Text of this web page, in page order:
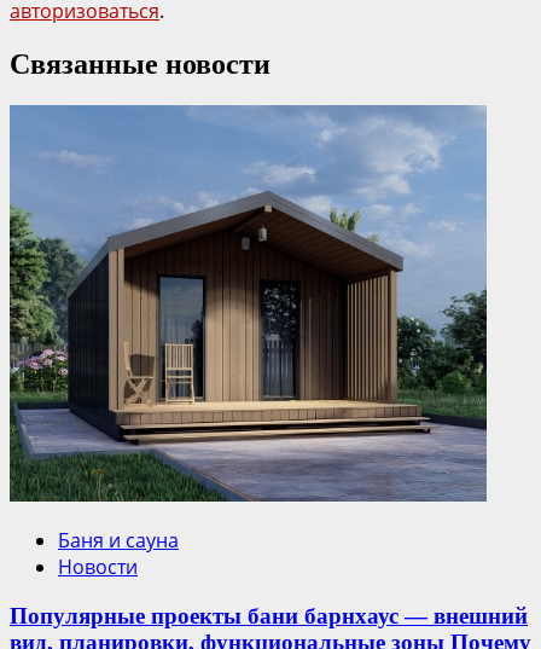
авторизоваться.
Связанные новости
Баня и сауна
Новости
Популярные проекты бани барнхаус — внешний
вид, планировки, функциональные зоны Почему